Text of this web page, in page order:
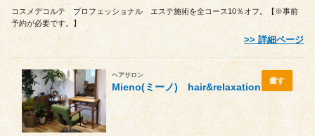
コスメデコルテ プロフェッショナル エステ施術を全コース10％オフ。【※事前
予約が必要です。】
詳細ページ
ヘアサロン
Mieno(ミーノ) hair&relaxation
癒す